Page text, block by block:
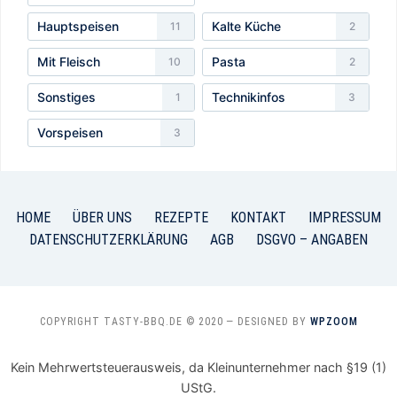
Hauptspeisen 11 Kalte Küche 2
Mit Fleisch 10 Pasta 2
Sonstiges 1 Technikinfos 3
Vorspeisen 3
HOME ÜBER UNS REZEPTE KONTAKT
IMPRESSUM
DATENSCHUTZERKLÄRUNG
AGB DSGVO – ANGABEN
COPYRIGHT TASTY-BBQ.DE © 2020 — DESIGNED BY WPZOOM
Kein Mehrwertsteuerausweis, da Kleinunternehmer nach §19 (1)
UStG.